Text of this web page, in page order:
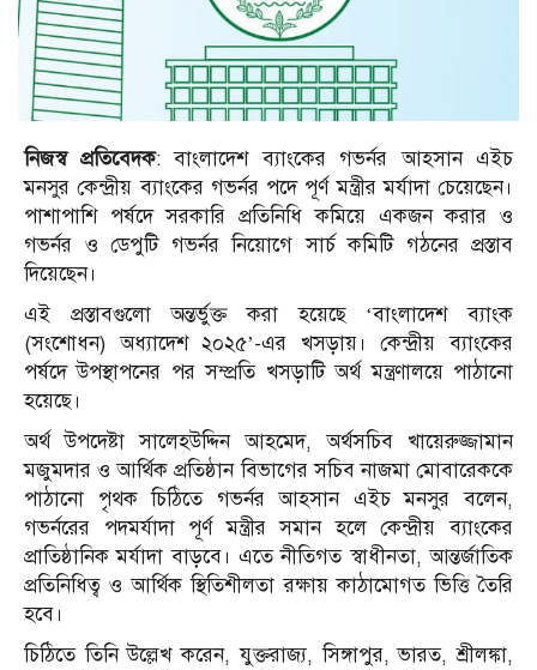
নিজস্ব প্রতিবেদক: বাংলাদেশ ব্যাংকের গভর্নর আহসান এইচ
মনসুর কেন্দ্রীয় ব্যাংকের গভর্নর পদে পূর্ণ মন্ত্রীর মর্যাদা চেয়েছেন।
পাশাপাশি পর্ষদে সরকারি প্রতিনিধি কমিয়ে একজন করার ও
গভর্নর ও ডেপুটি গভর্নর নিয়োগে সার্চ কমিটি গঠনের প্রস্তাব
দিয়েছেন।
এই প্রস্তাবগুলো অন্তর্ভুক্ত করা হয়েছে ‘বাংলাদেশ ব্যাংক
(সংশোধন) অধ্যাদেশ ২০২৫’-এর খসড়ায়। কেন্দ্রীয় ব্যাংকের
পর্ষদে উপস্থাপনের পর সম্প্রতি খসড়াটি অর্থ মন্ত্রণালয়ে পাঠানো
হয়েছে।
অর্থ উপদেষ্টা সালেহউদ্দিন আহমেদ, অর্থসচিব খায়েরুজ্জামান
মজুমদার ও আর্থিক প্রতিষ্ঠান বিভাগের সচিব নাজমা মোবারেককে
পাঠানো পৃথক চিঠিতে গভর্নর আহসান এইচ মনসুর বলেন,
গভর্নরের পদমর্যাদা পূর্ণ মন্ত্রীর সমান হলে কেন্দ্রীয় ব্যাংকের
প্রাতিষ্ঠানিক মর্যাদা বাড়বে। এতে নীতিগত স্বাধীনতা, আন্তর্জাতিক
প্রতিনিধিত্ব ও আর্থিক স্থিতিশীলতা রক্ষায় কাঠামোগত ভিত্তি তৈরি
হবে।
চিঠিতে তিনি উল্লেখ করেন, যুক্তরাজ্য, সিঙ্গাপুর, ভারত, শ্রীলঙ্কা,